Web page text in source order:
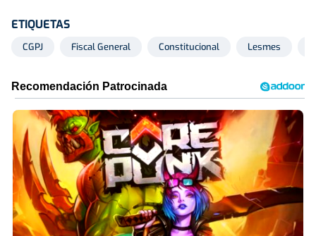
ETIQUETAS
CGPJ Fiscal General Constitucional Lesmes